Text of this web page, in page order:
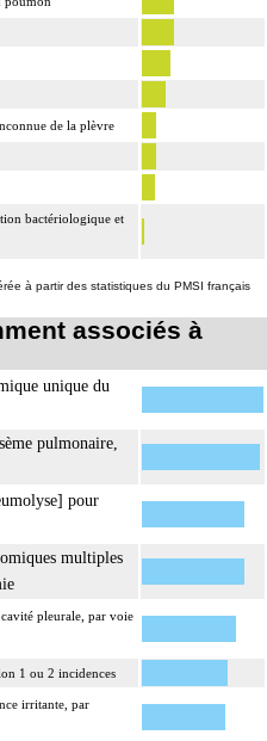
de la plèvre
bactériologique et
à partir des statistiques du PMSI français
associés à
unique du
pulmonaire,
pour
multiples
pleurale, par voie
1 ou 2 incidences
irritante, par